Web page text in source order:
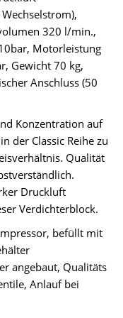
320 l/min.,
Motorleistung
Gewicht 70 kg,
Anschluss (50
Konzentration auf
der Classic Reihe zu
Qualität
Druckluft
Verdichterblock.
befüllt mit
angebaut, Qualitäts
Anlauf bei